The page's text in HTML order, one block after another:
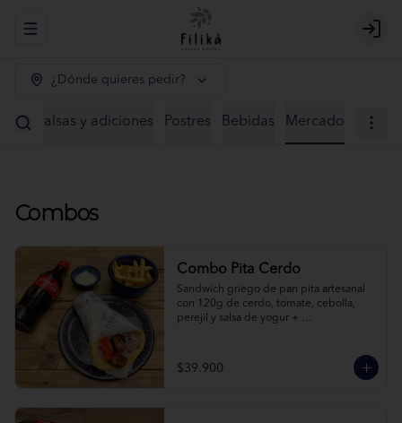
Abrir menu de navegación
¿Dónde quieres pedir?
Salsas y adiciones Postres Bebidas Mercado
Combos
Combo Pita Cerdo
Sandwich griego de pan pita artesanal
con 120g de cerdo, tomate, cebolla,
perejil y salsa de yogur +
$39.900